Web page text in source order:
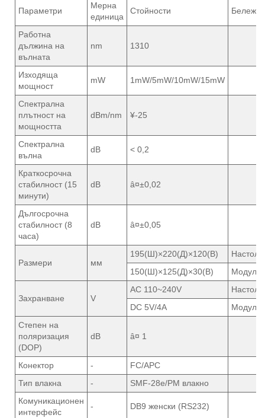
Параметри
Мерна
единица
Стойности Бележки
Работна
дължина на
вълната
nm 1310
Изходяща
мощност
mW 1mW/5mW/10mW/15mW
Спектрална
плътност на
мощността
dBm/nm ¥-25
Спектрална
вълна
dB < 0,2
Краткосрочна
стабилност (15
минути)
dB â¤±0,02
Дългосрочна
стабилност (8
часа)
dB â¤±0,05
Размери мм
195(Ш)×220(Д)×120(В)
150(Ш)×125(Д)×30(В)
Модул
Захранване V
AC 110~240V
DC 5V/4A
Модул
Степен на
поляризация
(DOP)
dB â¤ 1
Конектор -
FC/APC
Тип влакна
-
SMF-28e/PM влакно
Комуникационен
интерфейс
- DB9 женски (RS232)